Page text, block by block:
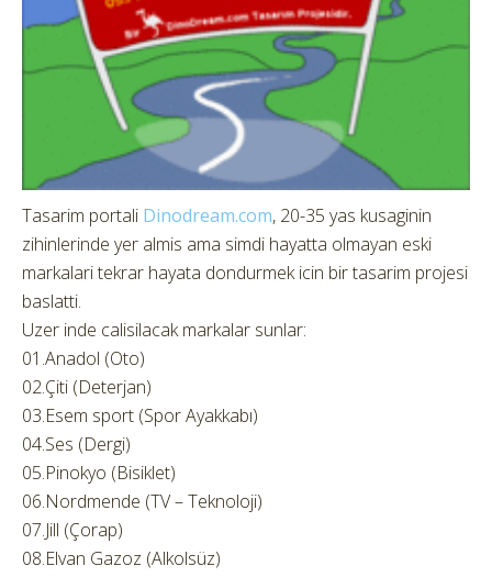
Tasarim portali Dinodream.com, 20-35 yas kusaginin
zihinlerinde yer almis ama simdi hayatta olmayan eski
markalari tekrar hayata dondurmek icin bir tasarim projesi
baslatti.
Uzer inde calisilacak markalar sunlar:
01.Anadol (Oto)
02.Çiti (Deterjan)
03.Esem sport (Spor Ayakkabı)
04.Ses (Dergi)
05.Pinokyo (Bisiklet)
06.Nordmende (TV – Teknoloji)
07.Jill (Çorap)
08.Elvan Gazoz (Alkolsüz)